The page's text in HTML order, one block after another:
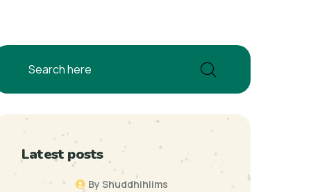
Latest posts
By Shuddhihiims